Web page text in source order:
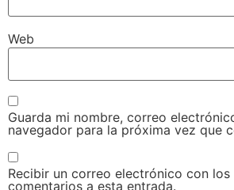
Web
Guarda mi nombre, correo
navegador para la próxima vez que
Recibir un correo electrónico con los
comentarios a esta entrada.